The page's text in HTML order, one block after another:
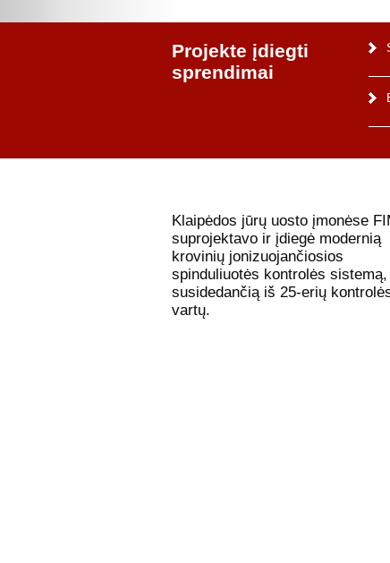
Projekte įdiegti
sprendimai
Klaipėdos jūrų uosto įmonėse
suprojektavo ir įdiegė modernią
krovinių jonizuojančiosios
spinduliuotės kontrolės sistemą,
susidedančią iš 25-erių
vartų.